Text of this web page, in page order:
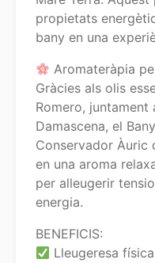
propietats
bany en una
Aromateràpia
Gràcies als olis
Romero, juntament
Damascena, el
Conservador Àuric
en una aroma
per alleugerir
energia.
BENEFICIS:
Lleugeresa